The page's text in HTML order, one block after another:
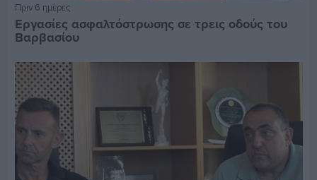
Πριν 6 ημέρες
Εργασίες ασφαλτόστρωσης σε τρεις οδούς του
Βαρβασίου